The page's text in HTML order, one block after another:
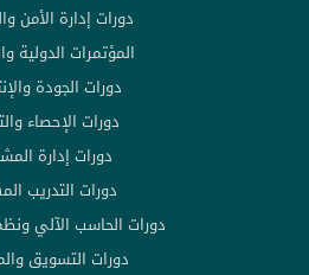
دورات إدارة الأمن
المؤتمرات الدولية
دورات الجودة
دورات الإحصاء
دورات إدارة
دورات التدريب
دورات الحاسب الآلي
دورات التسويق